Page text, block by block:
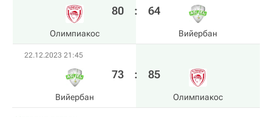
Олимпиакос
80 : 64
Вийербан
22.12.2023 21:45
Вийербан
73 : 85
Олимпиакос